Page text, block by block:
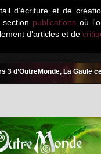
3 d’OutreMonde, La Gaule
d’écriture et de
publications où
d’articles et de